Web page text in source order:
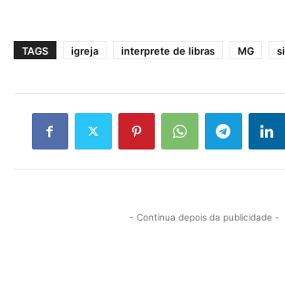
TAGS igreja interprete de libras MG
- Continua depois da publicidade -